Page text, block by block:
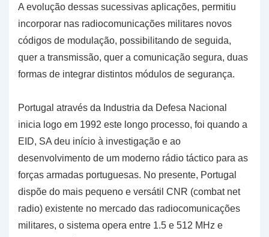
A evolução dessas sucessivas aplicações, permitiu
incorporar nas radiocomunicações militares novos
códigos de modulação, possibilitando de seguida,
quer a transmissão, quer a comunicação segura, duas
formas de integrar distintos módulos de segurança.
Portugal através da Industria da Defesa Nacional
inicia logo em 1992 este longo processo, foi quando a
EID, SA deu início à investigação e ao
desenvolvimento de um moderno rádio táctico para as
forças armadas portuguesas. No presente, Portugal
dispõe do mais pequeno e versátil CNR (combat net
radio) existente no mercado das radiocomunicações
militares, o sistema opera entre 1.5 e 512 MHz e